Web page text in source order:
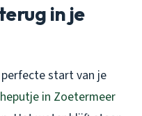
in je
start van je
in Zoetermeer